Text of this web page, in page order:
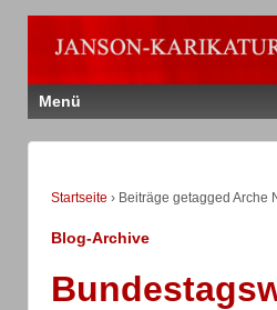
Menü
Startseite › Beiträge getagged Arche
Blog-Archive